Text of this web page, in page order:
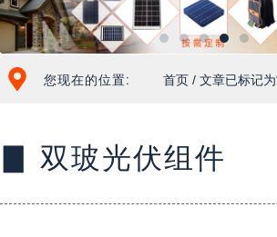
您现在的位置: 首页 / 文章已标记
▊ 双玻光伏组件